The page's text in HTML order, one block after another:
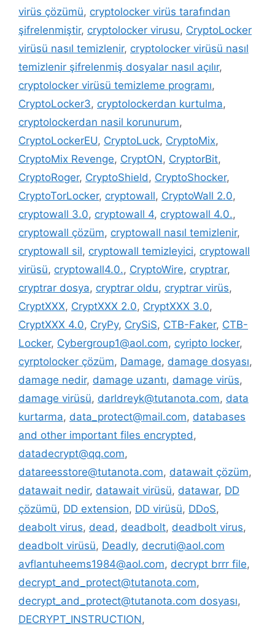
virüs çözümü, cryptolocker virüs tarafından
şifrelenmiştir, cryptolocker virusu, CryptoLocker
virüsü nasıl temizlenir, cryptolocker virüsü nasıl
temizlenir şifrelenmiş dosyalar nasıl açılır,
cryptolocker virüsü temizleme programı,
CryptoLocker3, cryptolockerdan kurtulma,
cryptolockerdan nasil korunurum,
CryptoLockerEU, CryptoLuck, CryptoMix,
CryptoMix Revenge, CryptON, CryptorBit,
CryptoRoger, CryptoShield, CryptoShocker,
CryptoTorLocker, cryptowall, CryptoWall 2.0,
cryptowall 3.0, cryptowall 4, cryptowall 4.0.,
cryptowall çözüm, cryptowall nasıl temizlenir,
cryptowall sil, cryptowall temizleyici, cryptowall
virüsü, cryptowall4.0., CryptoWire, cryptrar,
cryptrar dosya, cryptrar oldu, cryptrar virüs,
CryptXXX, CryptXXX 2.0, CryptXXX 3.0,
CryptXXX 4.0, CryPy, CrySiS, CTB-Faker, CTB-
Locker, Cybergroup1@aol.com, cyripto locker,
cyrptolocker çözüm, Damage, damage dosyası,
damage nedir, damage uzantı, damage virüs,
damage virüsü, darldreyk@tutanota.com, data
kurtarma, data_protect@mail.com, databases
and other important files encrypted,
datadecrypt@qq.com,
datareesstore@tutanota.com, datawait çözüm,
datawait nedir, datawait virüsü, datawar, DD
çözümü, DD extension, DD virüsü, DDoS,
deabolt virus, dead, deadbolt, deadbolt virus,
deadbolt virüsü, Deadly, decruti@aol.com
avflantuheems1984@aol.com, decrypt brrr file,
decrypt_and_protect@tutanota.com,
decrypt_and_protect@tutanota.com dosyası,
DECRYPT_INSTRUCTION,